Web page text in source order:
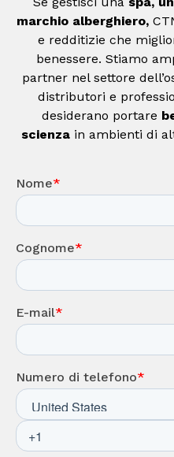
marchio alberghiero,
e redditizie che
benessere. Stiamo
partner nel settore
distributori e
desiderano portare
scienza in ambienti di